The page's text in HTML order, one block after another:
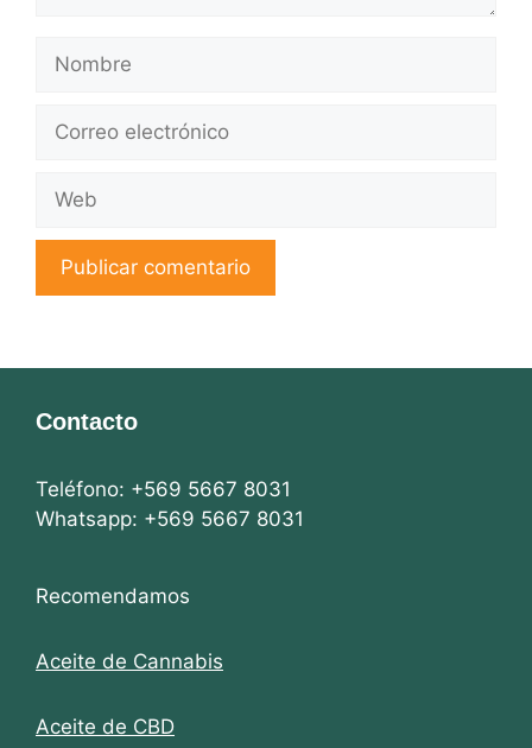
electrónico
Contacto
Teléfono: +569 5667 8031
Whatsapp: +569 5667 8031
Recomendamos
Aceite de Cannabis
Aceite de CBD